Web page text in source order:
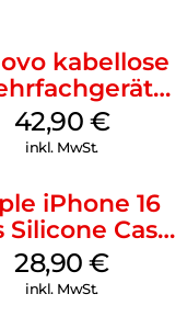
kabellose
Luna Grey
42,90 €
inkl. MwSt.
iPhone 16
Silicone Case
Black
28,90€
inkl. MwSt.